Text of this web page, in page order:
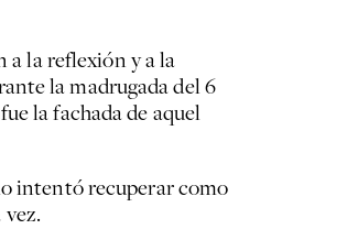
la reflexión y a la
la madrugada del 6
la fachada de aquel
intentó recuperar como